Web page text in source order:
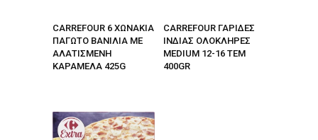
CARREFOUR 6 ΧΩΝΑΚΙΑ
ΠΑΓΩΤΟ ΒΑΝΙΛΙΑ ME
ΑΛΑΤΙΣΜΕΝΗ
ΚΑΡΑΜΕΛΑ 425G
CARREFOUR ΓΑΡΙΔΕΣ
ΙΝΔΙΑΣ ΟΛΟΚΛΗΡΕΣ
MEDIUM 12-16 ΤΕΜ
400GR